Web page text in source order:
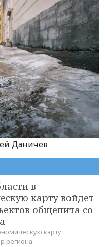
Даничев
в
карту войдет
общепита со
карту
региона